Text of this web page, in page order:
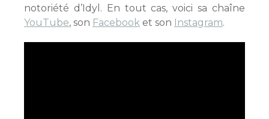
notoriété d’Idyl. En tout cas, voici sa chaîne
YouTube, son Facebook et son Instagram.